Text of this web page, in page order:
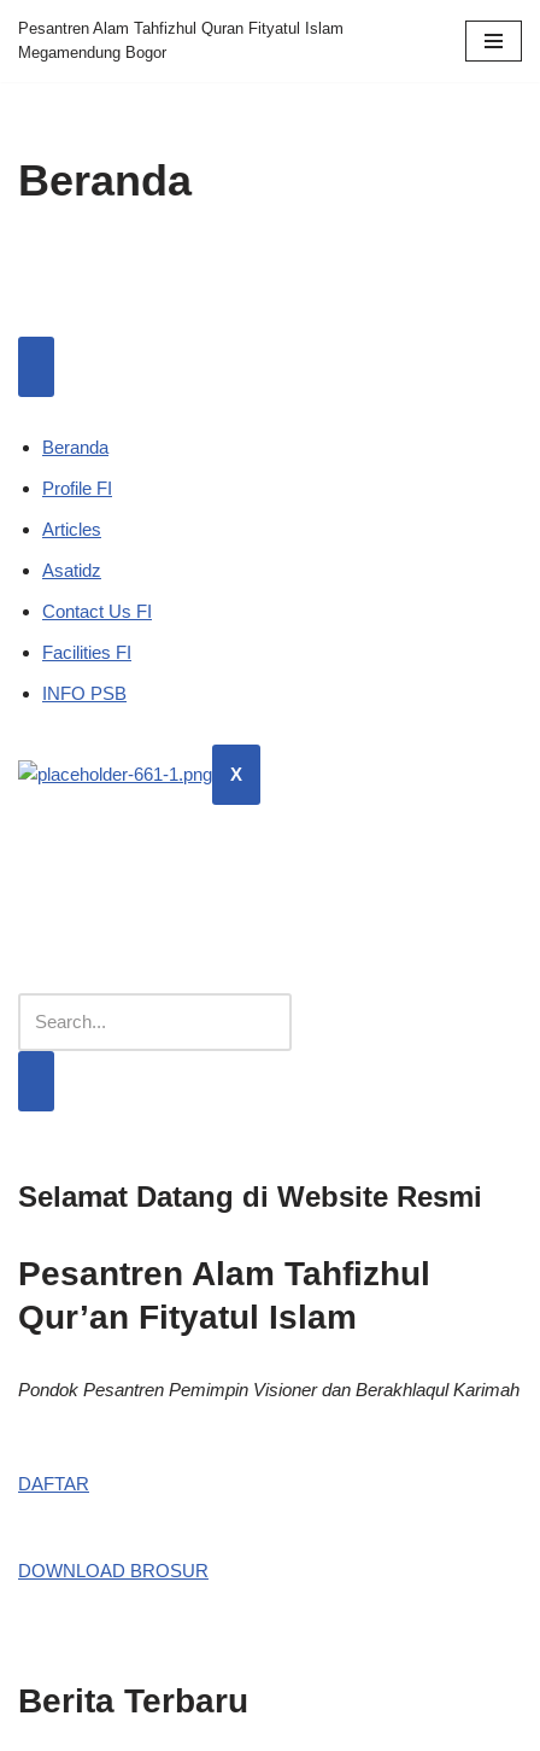
Skip
Pesantren Alam Tahfizhul Quran Fityatul Islam
Megamendung Bogor
Beranda
Beranda
Profile FI
Articles
Asatidz
Contact Us FI
Facilities FI
INFO PSB
X
Selamat Datang di Website Resmi
Pesantren Alam Tahfizhul
Qur’an Fityatul Islam
Pondok Pesantren Pemimpin Visioner dan Berakhlaqul Karimah
DAFTAR
DOWNLOAD BROSUR
Berita Terbaru